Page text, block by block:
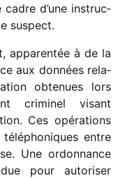
d’une instruc­
suspect.
appa­ren­tée à de la
aux données rela­
obte­nues lors
crimi­nel visant
Ces opéra­tions
entre
Une ordon­nance
pour auto­ri­ser